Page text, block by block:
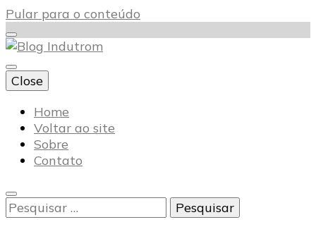
Pular para o conteúdo
Blog Indutrom
Close
Home
Voltar ao site
Sobre
Contato
Pesquisar
por: